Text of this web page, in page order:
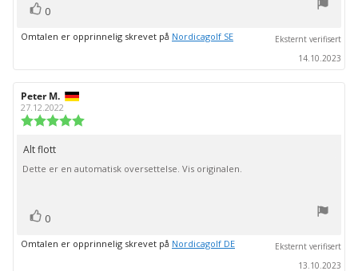
Liker
0
Omtalen er opprinnelig skrevet på Nordicagolf SE
Eksternt verifisert
14.10.2023
Forfatter:
Peter M.
27.12.2022
mulige
Omtaletekst:
Alt flott
Dette er en automatisk oversettelse. Vis originalen.
Liker
0
Omtalen er opprinnelig skrevet på Nordicagolf DE
Eksternt verifisert
13.10.2023